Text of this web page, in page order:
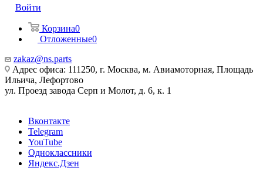
Войти
Корзина0
Отложенные0
zakaz@ns.parts
Адрес офиса: 111250, г. Москва, м. Авиамоторная, Площадь
Ильича, Лефортово
ул. Проезд завода Серп и Молот, д. 6, к. 1
Вконтакте
Telegram
YouTube
Одноклассники
Яндекс.Дзен